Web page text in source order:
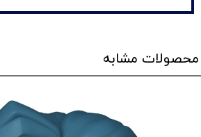
محصولات مشابه